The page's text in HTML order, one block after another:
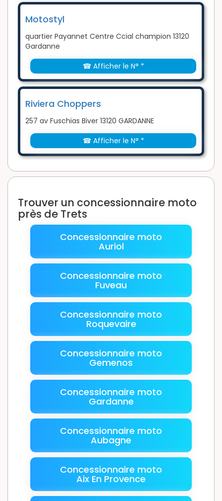
Motostyl
quartier Payannet Centre Ccial champion 13120
Gardanne
☎ Afficher le N° *
Riviera Choppers
257 av Fuschias Biver 13120 GARDANNE
☎ Afficher le N° *
Trouver un concessionnaire moto
près de Trets
Concessionnaire moto
Auriol
Concessionnaire moto
Fuveau
Concessionnaire moto
Roquevaire
Concessionnaire moto
Gemenos
Concessionnaire moto
Gardanne
Concessionnaire moto
Aubagne
Concessionnaire moto
Aix En Provence